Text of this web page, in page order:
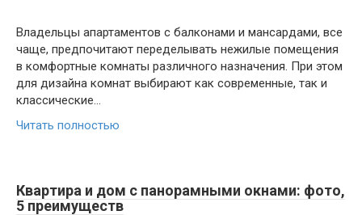
Владельцы апартаментов с балконами и мансардами, все
чаще, предпочитают переделывать нежилые помещения
в комфортные комнаты различного назначения. При этом
для дизайна комнат выбирают как современные, так и
классические…
Читать полностью
Квартира и дом с панорамными окнами: фото,
5 преимуществ